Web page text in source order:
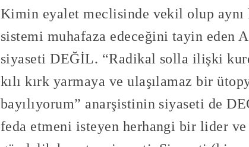
Kimin eyalet meclisinde vekil olup aynı
sistemi muhafaza edeceğini tayin eden
siyaseti DEĞİL. “Radikal solla ilişki
kılı kırk yarmaya ve ulaşılamaz bir
bayılıyorum” anarşistinin siyaseti de
feda etmeni isteyen herhangi bir lider